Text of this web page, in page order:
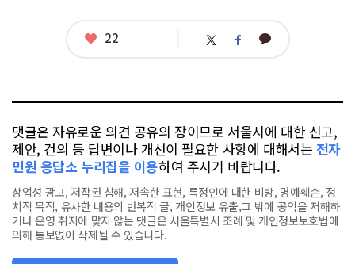
좋
22 트 페 카
댓글은 자유로운 의견 공유의 장이므로 서울시에 대한 신고,
제안, 건의 등 답변이나 개선이 필요한 사항에 대해서는 전자
민원 응답소 누리집을 이용하여 주시기 바랍니다.
상업성 광고, 저작권 침해, 저속한 표현, 특정인에 대한 비방, 명예훼손, 정
치적 목적, 유사한 내용의 반복적 글, 개인정보 유출,그 밖에 공익을 저해하
거나 운영 취지에 맞지 않는 댓글은 서울특별시 조례 및 개인정보보호법에
의해 통보없이 삭제될 수 있습니다.